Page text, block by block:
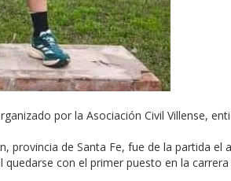
por la Asociación Civil Villense,
provincia de Santa Fe, fue de la partida el
con el primer puesto en la